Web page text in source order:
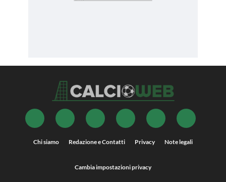
Chi siamo Redazione e Contatti Privacy Note legali
Cambia impostazioni privacy